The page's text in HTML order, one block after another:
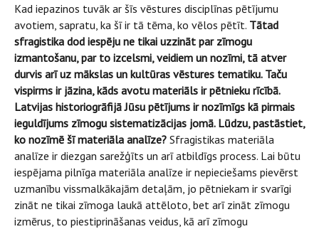
Kad iepazinos tuvāk ar šīs vēstures disciplīnas pētījumu
avotiem, sapratu, ka šī ir tā tēma, ko vēlos pētīt. Tātad
sfragistika dod iespēju ne tikai uzzināt par zīmogu
izmantošanu, par to izcelsmi, veidiem un nozīmi, tā atver
durvis arī uz mākslas un kultūras vēstures tematiku. Taču
vispirms ir jāzina, kāds avotu materiāls ir pētnieku rīcībā.
Latvijas historiogrāfijā Jūsu pētījums ir nozīmīgs kā pirmais
ieguldījums zīmogu sistematizācijas jomā. Lūdzu, pastāstiet,
ko nozīmē šī materiāla analīze? Sfragistikas materiāla
analīze ir diezgan sarežģīts un arī atbildīgs process. Lai būtu
iespējama pilnīga materiāla analīze ir nepieciešams pievērst
uzmanību vissmalkākajām detaļām, jo pētniekam ir svarīgi
zināt ne tikai zīmoga laukā attēloto, bet arī zināt zīmogu
izmērus, to piestiprināšanas veidus, kā arī zīmogu